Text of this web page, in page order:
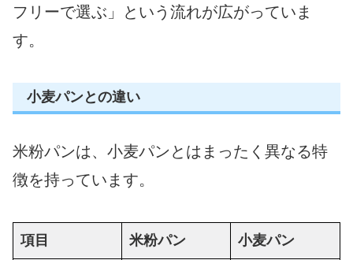
フリーで選ぶ」という流れが広がっていま
す。
小麦パンとの違い
米粉パンは、小麦パンとはまったく異なる特
徴を持っています。
項目 米粉パン 小麦パン